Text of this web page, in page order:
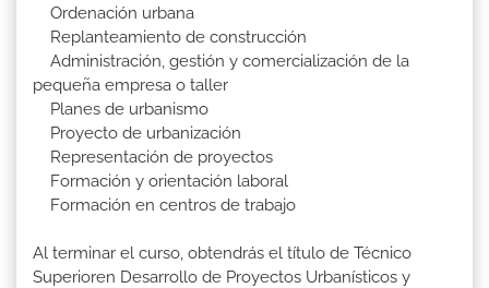
Ordenación urbana
Replanteamiento de construcción
Administración, gestión y comercialización de la
pequeña empresa o taller
Planes de urbanismo
Proyecto de urbanización
Representación de proyectos
Formación y orientación laboral
Formación en centros de trabajo
Al terminar el curso, obtendrás el título de Técnico
Superioren Desarrollo de Proyectos Urbanísticos y